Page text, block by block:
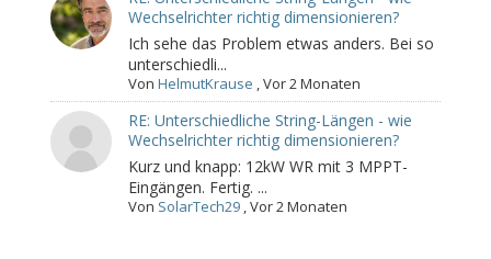
Wechselrichter richtig dimensionieren?
Ich sehe das Problem etwas anders. Bei so
unterschiedli...
VonHelmutKrause ,Vor 2 Monaten
RE: Unterschiedliche String-Längen - wie
Wechselrichter richtig dimensionieren?
Kurz und knapp: 12kW WR mit 3 MPPT-
Eingängen. Fertig. ...
Von SolarTech29 ,Vor 2 Monaten